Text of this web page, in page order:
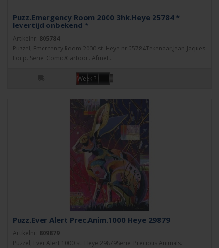
Puzz.Emergency Room 2000 3hk.Heye 25784 *
levertijd onbekend *
Artikelnr: 805784
Puzzel, Emercency Room 2000 st. Heye nr.25784Tekenaar,Jean-Jaques
Loup. Serie, Comic/Cartoon. Afmeti..
Week ?
Puzz.Ever Alert Prec.Anim.1000 Heye 29879
Artikelnr: 809879
Puzzel, Ever Alert 1000 st. Heye 29879Serie, Precious Animals.